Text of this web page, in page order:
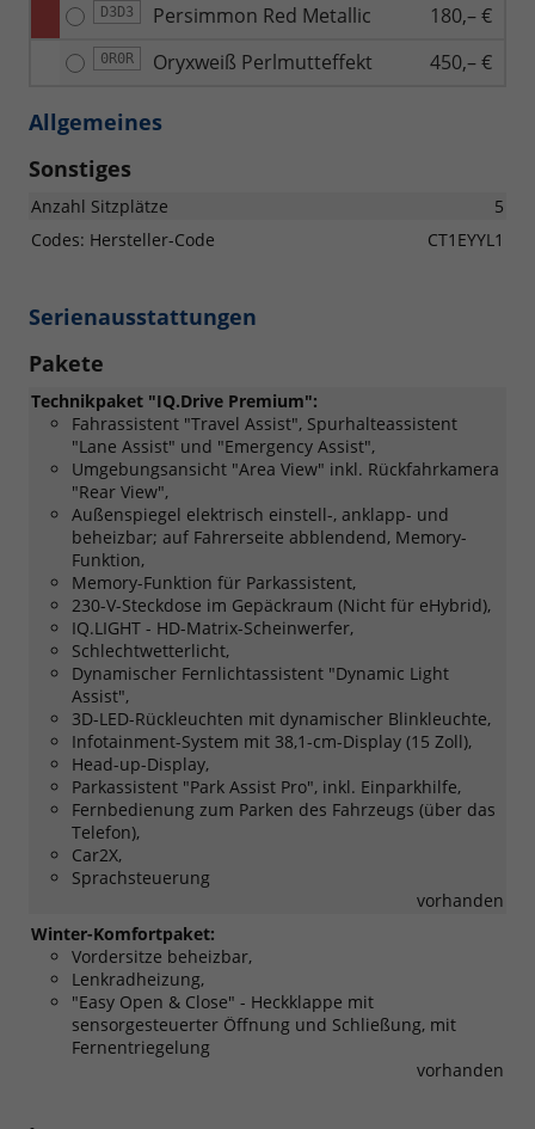
D3D3 Persimmon Red Metallic 180,– €
0R0R Oryxweiß Perlmutteffekt 450,– €
Allgemeines
Sonstiges
Anzahl Sitzplätze
5
Codes: Hersteller-Code
CT1EYYL1
Serienausstattungen
Pakete
Technikpaket "IQ.Drive Premium":
Fahrassistent "Travel Assist", Spurhalteassistent
"Lane Assist" und "Emergency Assist",
Umgebungsansicht "Area View" inkl. Rückfahrkamera
"Rear View",
Außenspiegel elektrisch einstell-, anklapp- und
beheizbar; auf Fahrerseite abblendend, Memory-
Funktion,
Memory-Funktion für Parkassistent,
230-V-Steckdose im Gepäckraum (Nicht für eHybrid),
IQ.LIGHT - HD-Matrix-Scheinwerfer,
Schlechtwetterlicht,
Dynamischer Fernlichtassistent "Dynamic Light
Assist",
3D-LED-Rückleuchten mit dynamischer Blinkleuchte,
Infotainment-System mit 38,1-cm-Display (15 Zoll),
Head-up-Display,
Parkassistent "Park Assist Pro", inkl. Einparkhilfe,
Fernbedienung zum Parken des Fahrzeugs (über das
Telefon),
Car2X,
Sprachsteuerung
vorhanden
Winter-Komfortpaket:
Vordersitze beheizbar,
Lenkradheizung,
"Easy Open & Close" - Heckklappe mit
sensorgesteuerter Öffnung und Schließung, mit
Fernentriegelung
vorhanden